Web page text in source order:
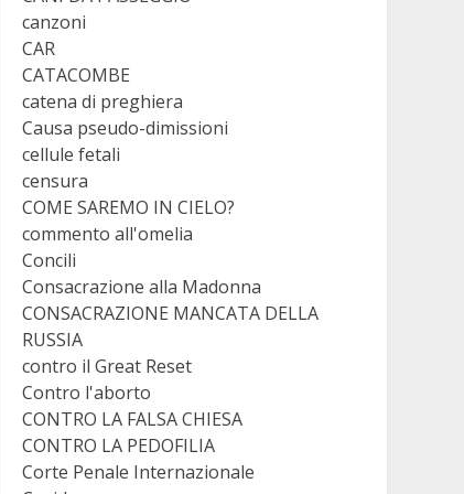
canzoni
CAR
CATACOMBE
catena di preghiera
Causa pseudo-dimissioni
cellule fetali
censura
COME SAREMO IN CIELO?
commento all'omelia
Concili
Consacrazione alla Madonna
CONSACRAZIONE MANCATA DELLA
RUSSIA
contro il Great Reset
Contro l'aborto
CONTRO LA FALSA CHIESA
CONTRO LA PEDOFILIA
Corte Penale Internazionale